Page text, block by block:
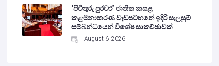
‘පිවිතුරු පුරවර’ ජාතික කසළ
කළමනාකරණ වැඩසටහනේ ඉදිරි සැලසුම්
සම්බන්ධයෙන් විශේෂ සාකච්ඡාවක්
August 6, 2026